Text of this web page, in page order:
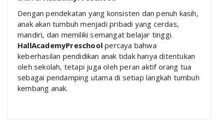
Dengan pendekatan yang konsisten dan penuh kasih,
anak akan tumbuh menjadi pribadi yang cerdas,
mandiri, dan memiliki semangat belajar tinggi.
HallAcademyPreschool percaya bahwa
keberhasilan pendidikan anak tidak hanya ditentukan
oleh sekolah, tetapi juga oleh peran aktif orang tua
sebagai pendamping utama di setiap langkah tumbuh
kembang anak.